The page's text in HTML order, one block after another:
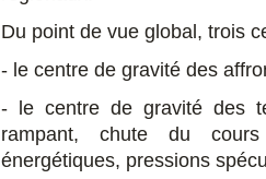
Du point de vue global, trois
- le centre de gravité des
- le centre de gravité des
rampant, chute du
énergétiques, pressions